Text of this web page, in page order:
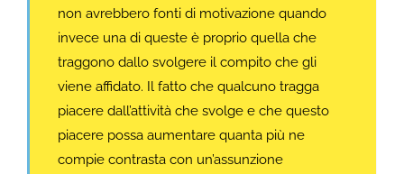
non avrebbero fonti di motivazione quando
invece una di queste è proprio quella che
traggono dallo svolgere il compito che gli
viene affidato. Il fatto che qualcuno tragga
piacere dall’attività che svolge e che questo
piacere possa aumentare quanta più ne
compie contrasta con un’assunzione